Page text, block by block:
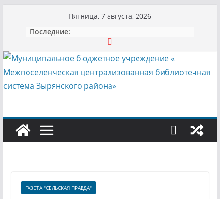
содержимому
Пятница, 7 августа, 2026
Последние:
ГАЗЕТА "СЕЛЬСКАЯ ПРАВДА"